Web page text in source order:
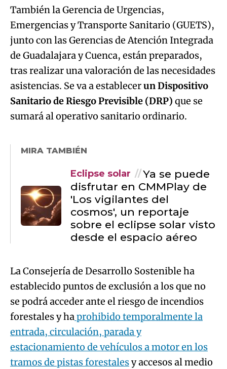
También la Gerencia de Urgencias,
Emergencias y Transporte Sanitario (GUETS),
junto con las Gerencias de Atención Integrada
de Guadalajara y Cuenca, están preparados,
tras realizar una valoración de las necesidades
asistencias. Se va a establecerun Dispositivo
Sanitario de Riesgo Previsible (DRP) que se
sumará al operativo sanitario ordinario.
MIRA TAMBIÉN
Eclipse solar
Ya se puede
disfrutar en CMMPlay de
'Los vigilantes del
cosmos', un reportaje
sobre el eclipse solar visto
desde el espacio aéreo
La Consejería de Desarrollo Sostenible ha
establecido puntos de exclusión a los que no
se podrá acceder ante el riesgo de incendios
forestales y haprohibido temporalmente la
entrada, circulación, parada y
estacionamiento de vehículos a motor en los
tramos de pistas forestalesy accesos al medio